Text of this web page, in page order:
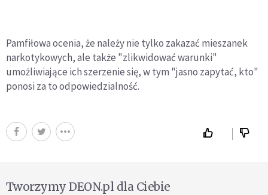
Pamfiłowa ocenia, że należy nie tylko zakazać mieszanek
narkotykowych, ale także "zlikwidować warunki"
umożliwiające ich szerzenie się, w tym "jasno zapytać, kto"
ponosi za to odpowiedzialność.
Tworzymy DEON.pl dla Ciebie